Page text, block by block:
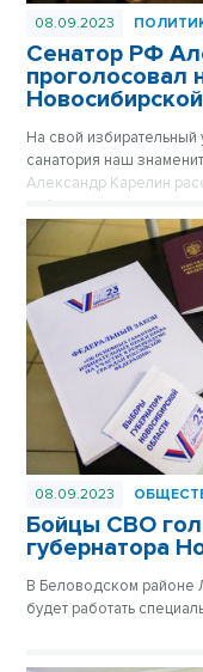
08.09.2023
Сенатор РФ
проголосовал
На свой избирательный
санатория наш
Александр Карелин
избирателями и видит
выборам.
08.09.2023
Бойцы СВО
губернатора
В Беловодском районе
будет работать